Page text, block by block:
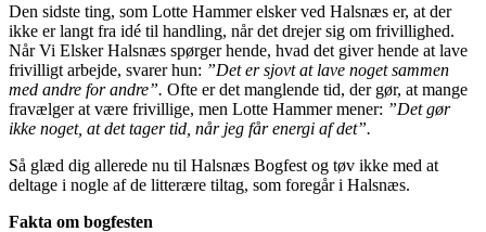
Den sidste ting, som Lotte Hammer elsker ved Halsnæs er, at der
ikke er langt fra idé til handling, når det drejer sig om frivillighed.
Når Vi Elsker Halsnæs spørger hende, hvad det giver hende at lave
frivilligt arbejde, svarer hun: ”Det er sjovt at lave noget sammen
med andre for andre”. Ofte er det manglende tid, der gør, at mange
fravælger at være frivillige, men Lotte Hammer mener: ”Det gør
ikke noget, at det tager tid, når jeg får energi af det”.
Så glæd dig allerede nu til Halsnæs Bogfest og tøv ikke med at
deltage i nogle af de litterære tiltag, som foregår i Halsnæs.
Fakta om bogfesten